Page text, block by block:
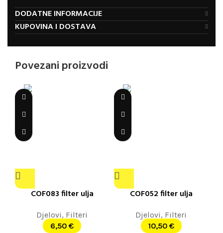
DODATNE INFORMACIJE
KUPOVINA I DOSTAVA
Povezani proizvodi
COF083 filter ulja
Djelovi, Filteri
6,50 €
COF052 filter ulja
Djelovi, Filteri
10,50 €